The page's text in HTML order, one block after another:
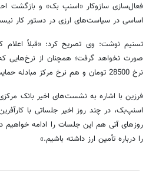
فعال‌سازی سازوکار «اسنپ بک» و بازگشت
اساسی در سیاست‌های ارزی در دستور کار
تسنیم نوشت: وی تصریح کرد: «قبلاً اعلام
صورت نخواهد گرفت؛ همچنان از نرخ‌هایی
نرخ 28500 تومان و هم نرخ مرکز مبادله حمایت می‌کنیم.»
فرزین با اشاره به نشست‌های اخیر بانک
اسنپ‌بک، در چند روز اخیر جلساتی با
روزهای آتی هم این جلسات را ادامه
را درباره تأمین ارز داشته باشیم.»